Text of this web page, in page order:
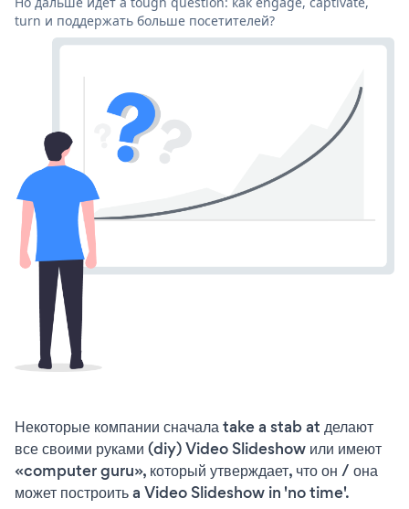
turn и поддержать больше посетителей?
Некоторые компании сначала take a stab at делают
все своими руками (diy) Video Slideshow или имеют
«computer guru», который утверждает, что он / она
может построить a Video Slideshow in 'no time'.